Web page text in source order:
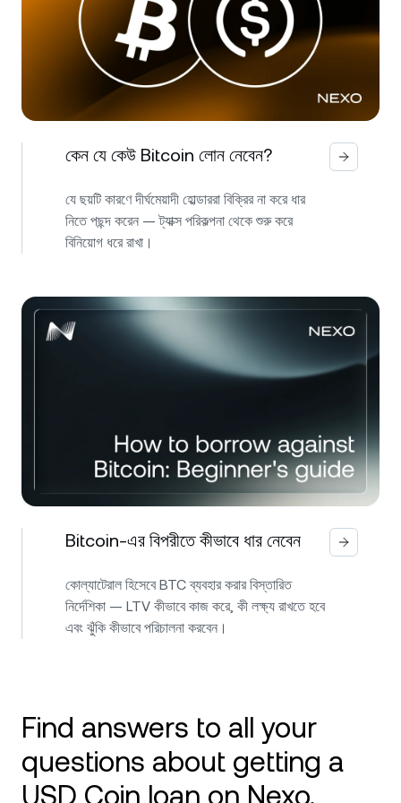
কেন যে কেউ Bitcoin লোন নেবেন?
যে ছয়টি কারণে দীর্ঘমেয়াদী হোল্ডাররা বিক্রির না করে ধার
নিতে পছন্দ করেন — ট্যাক্স পরিকল্পনা থেকে শুরু করে
বিনিয়োগ ধরে রাখা।
Bitcoin-এর বিপরীতে কীভাবে ধার নেবেন
কোল্যাটেরাল হিসেবে BTC ব্যবহার করার বিস্তারিত
নির্দেশিকা — LTV কীভাবে কাজ করে, কী লক্ষ্য রাখতে হবে
এবং ঝুঁকি কীভাবে পরিচালনা করবেন।
Find answers to all your
questions about getting a
USD Coin loan on Nexo.